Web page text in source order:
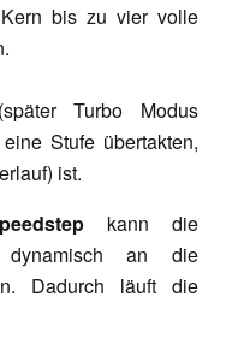
bis zu vier volle
Turbo Modus
Stufe übertakten,
ist.
kann die
dynamisch an die
Dadurch läuft die